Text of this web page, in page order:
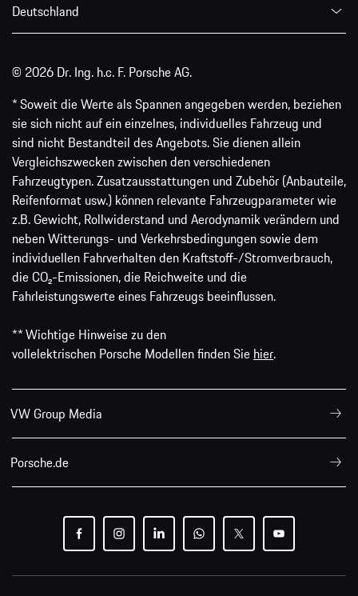
Deutschland
© 2026 Dr. Ing. h.c. F. Porsche AG.
* Soweit die Werte als Spannen angegeben werden, beziehen
sie sich nicht auf ein einzelnes, individuelles Fahrzeug und
sind nicht Bestandteil des Angebots. Sie dienen allein
Vergleichszwecken zwischen den verschiedenen
Fahrzeugtypen. Zusatzausstattungen und Zubehör (Anbauteile,
Reifenformat usw.) können relevante Fahrzeugparameter wie
z.B. Gewicht, Rollwiderstand und Aerodynamik verändern und
neben Witterungs- und Verkehrsbedingungen sowie dem
individuellen Fahrverhalten den Kraftstoff-/Stromverbrauch,
die CO₂-Emissionen, die Reichweite und die
Fahrleistungswerte eines Fahrzeugs beeinflussen.
** Wichtige Hinweise zu den
vollelektrischen Porsche Modellen finden Sie hier.
VW Group Media
Porsche.de